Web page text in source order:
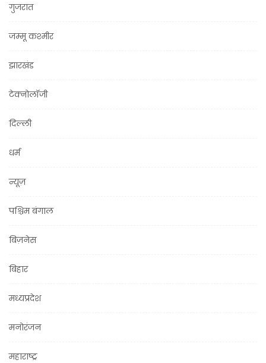
गुजरात
जम्मू कश्मीर
झारखंड
टेक्नोलॉजी
दिल्ली
धर्म
न्यूज़
पश्चिम बंगाल
बिज़नेस
बिहार
मध्यप्रदेश
मनोरंजन
महाराष्ट्र